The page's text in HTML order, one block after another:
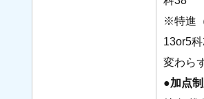
※特進
13or5
変わら
●加点